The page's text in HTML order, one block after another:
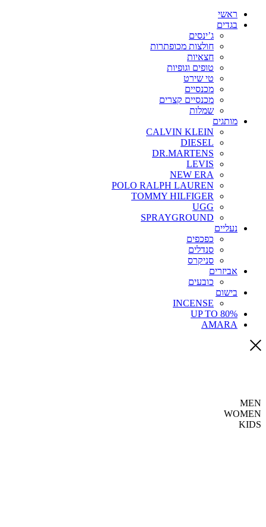
ראשי
בגדים
ג’ינסים
חולצות מכופתרות
חצאיות
טופים וגופיות
טי שירט
מכנסיים
מכנסיים קצרים
שמלות
מותגים
CALVIN KLEIN
DIESEL
DR.MARTENS
LEVIS
NEW ERA
POLO RALPH LAUREN
TOMMY HILFIGER
UGG
SPRAYGROUND
נעליים
כפכפים
סנדלים
סניקרס
אביזרים
כובעים
בישום
INCENSE
UP TO 80%
AMARA
MEN
WOMEN
KIDS